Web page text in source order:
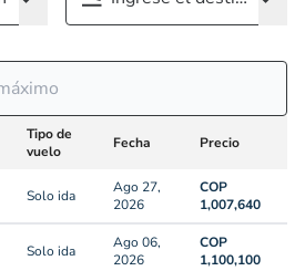
Tipo de
vuelo
Fecha Precio
Solo ida
Ago 27,
2026
COP
1,007,640
Solo ida
Ago 06,
2026
COP
1,100,100